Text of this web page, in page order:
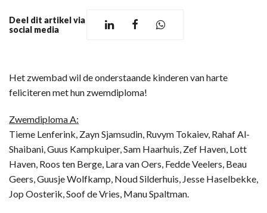
Deel dit artikel via
social media
Het zwembad wil de onderstaande kinderen van harte
feliciteren met hun zwemdiploma!
Zwemdiploma A:
Tieme Lenferink, Zayn Sjamsudin, Ruvym Tokaiev, Rahaf Al-
Shaibani, Guus Kampkuiper, Sam Haarhuis, Zef Haven, Lott
Haven, Roos ten Berge, Lara van Oers, Fedde Veelers, Beau
Geers, Guusje Wolfkamp, Noud Silderhuis, Jesse Haselbekke,
Jop Oosterik, Soof de Vries, Manu Spaltman.